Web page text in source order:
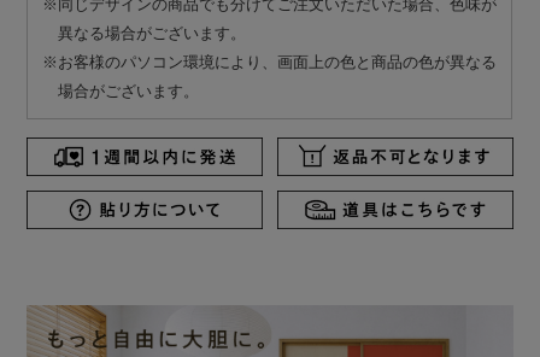
※同じデザインの商品でも分けてご注文いただいた場合、色味が
異なる場合がございます。
※お客様のパソコン環境により、画面上の色と商品の色が異なる
場合がございます。